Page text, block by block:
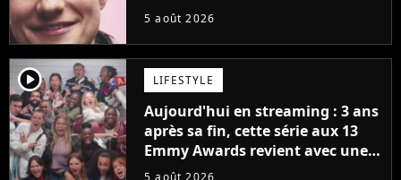
5 août 2026
player2 LIFESTYLE
Aujourd'hui en streaming : 3 ans
après sa fin, cette série aux 13
Emmy Awards revient avec une
suite... totalement différente